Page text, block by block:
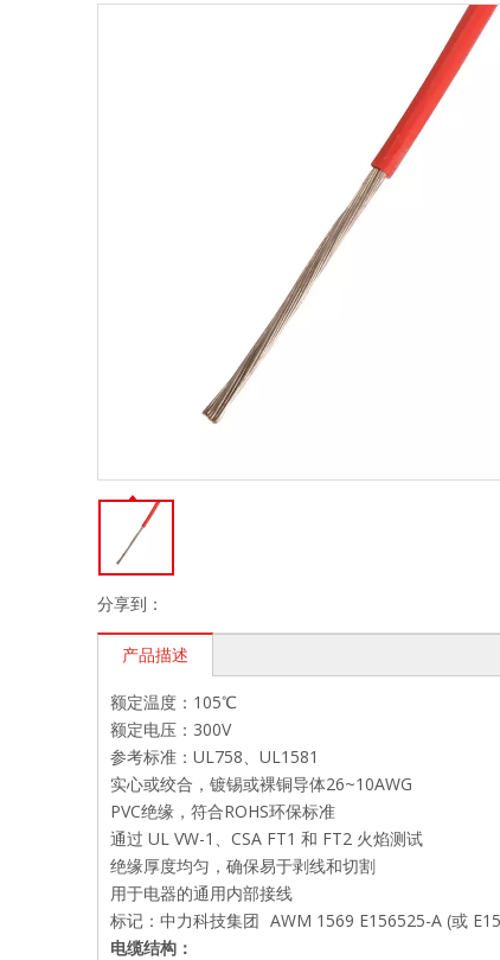
分享到：
产品描述
额定温度：105℃
额定电压：300V
参考标准：UL758、UL1581
实心或绞合，镀锡或裸铜导体26~10AWG
PVC绝缘，符合ROHS环保标准
通过 UL VW-1、CSA FT1 和 FT2 火焰测试
绝缘厚度均匀，确保易于剥线和切割
用于电器的通用内部接线
标记：中力科技集团 AWM 1569 E156525-A (或
电缆结构：